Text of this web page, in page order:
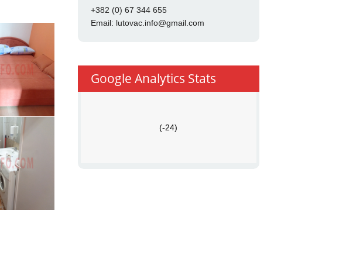
+382 (0) 67 344 655
Email: lutovac.info@gmail.com
Google Analytics Stats
(-24)